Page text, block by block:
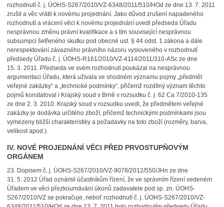
rozhodnutí č. j. ÚOHS-S267/2010/VZ-6348/2011/510/HOd ze dne 13. 7. 2011
zrušil a věc vrátil k novému projednání. Jako důvod zrušení napadeného
rozhodnutí a vrácení věci k novému projednání uvedl předseda Úřadu
nesprávnou změnu právní kvalifikace a s tím související nesprávnou
subsumpci šetřeného skutku pod obecné ust. § 44 odst. 1 zákona a dále
nerespektování závazného právního názoru vysloveného v rozhodnutí
předsedy Úřadu č. j. ÚOHS-R161/2010/VZ-4114/2011/310-ASc ze dne
15. 3. 2011. Předseda ve svém rozhodnutí poukázal na nesprávnou
argumentaci Úřadu, která užívala ve shodném významu pojmy „předmět
veřejné zakázky“ a „technické podmínky“, přičemž rozdílný význam těchto
pojmů konstatoval i Krajský soud v Brně v rozsudku č. j. 62 Ca 7/2010-135
ze dne 2. 3. 2010. Krajský soud v rozsudku uvedl, že předmětem veřejné
zakázky je dodávka určitého zboží, přičemž technickými podmínkami jsou
vymezeny bližší charakteristiky a požadavky na toto zboží (rozměry, barva,
velikost apod.).
IV. NOVÉ PROJEDNÁNÍ VĚCI PŘED PRVOSTUPŇOVÝM
ORGÁNEM
23. Dopisem č. j. ÚOHS-S267/2010/VZ-9078/2012/550/JHn ze dne
31. 5. 2012 Úřad oznámil účastníkům řízení, že ve správním řízení vedeném
Úřadem ve věci přezkoumávání úkonů zadavatele pod sp. zn. ÚOHS-
S267/2010/VZ se pokračuje, neboť rozhodnutí č. j. ÚOHS-S267/2010/VZ-